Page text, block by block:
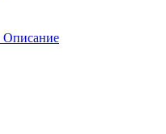
Описание